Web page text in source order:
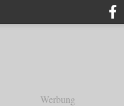
Werbung